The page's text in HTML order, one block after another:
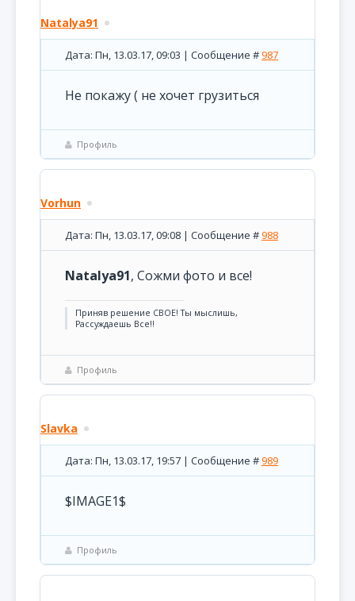
Natalya91
Дата: Пн, 13.03.17, 09:03 | Сообщение #987
Не покажу ( не хочет грузиться
Профиль
Vorhun
Дата: Пн, 13.03.17, 09:08 | Сообщение #988
Natalya91, Сожми фото и все!
Приняв решение СВОЕ! Ты мыслишь,
Рассуждаешь Все!!
Профиль
Slavka
Дата: Пн, 13.03.17, 19:57 | Сообщение #989
$IMAGE1$
Профиль